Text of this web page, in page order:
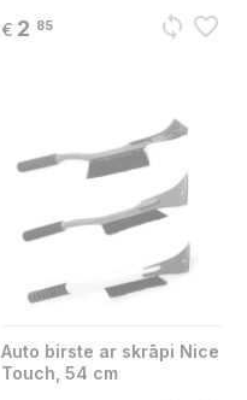
€ 2 85 sync favorite_border
Auto birste ar skrāpi Nice
Touch, 54 cm